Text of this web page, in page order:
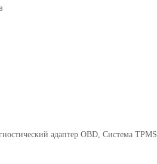
адаптер OBD, Система TPMS